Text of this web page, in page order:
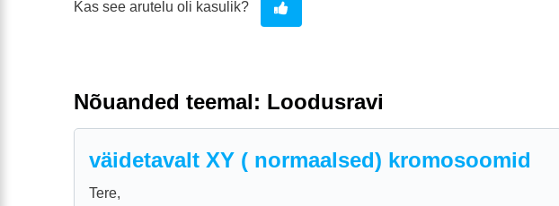
Kas see arutelu oli kasulik?
Nõuanded teemal: Loodusravi
väidetavalt XY ( normaalsed) kromosoomid
Tere,